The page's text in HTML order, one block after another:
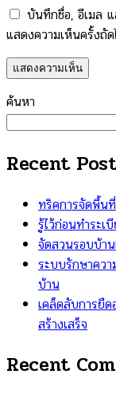
บันทึกชื่อ, อีเมล แ
แสดงความเห็นครั้งถัด
ค้นหา
Recent
ทริคการจัดพื้น
รู้ไว้ก่อนทำระเ
จัดสวนรอบบ้า
ระบบรักษาคว
บ้าน
เคล็ดลับการยื
สร้างเสร็จ
Recent